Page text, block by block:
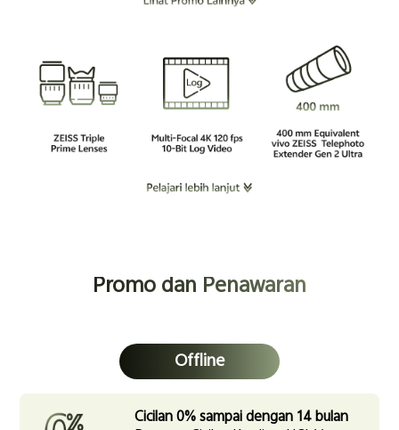
Promo dan Penawaran
Offline
Cicilan 0% sampai dengan 14 bulan